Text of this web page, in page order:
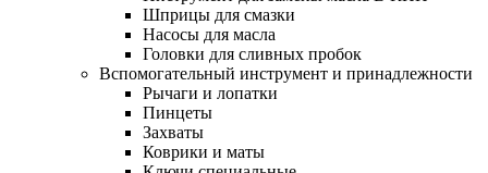
Шприцы для смазки
Насосы для масла
Головки для сливных пробок
Вспомогательный инструмент и принадлежности
Рычаги и лопатки
Пинцеты
Захваты
Коврики и маты